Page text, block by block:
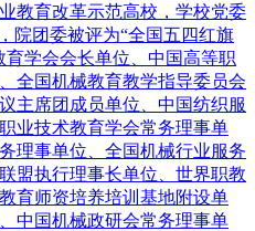
教育改革示范高校，学校党委
院团委被评为“全国五四红旗
学会会长单位、中国高等职
全国机械教育教学指导委员会
主席团成员单位、中国纺织服
业技术教育学会常务理事单
理事单位、全国机械行业服务
盟执行理事长单位、世界职教
育师资培养培训基地附设单
中国机械政研会常务理事单